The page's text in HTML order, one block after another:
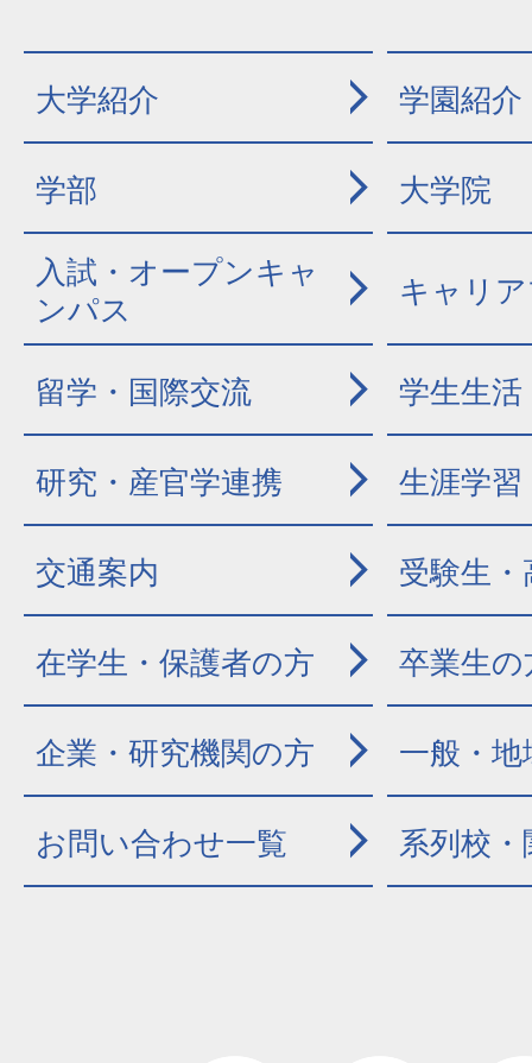
大学紹介 学園紹介
学部 大学院
入試・オープンキャ
ンパス
キャリ
留学・国際交流 学生生活
研究・産官学連携 生涯学習
交通案内 受験生
在学生・保護者の方 卒業生の
企業・研究機関の方 一般・地
お問い合わせ一覧 系列校